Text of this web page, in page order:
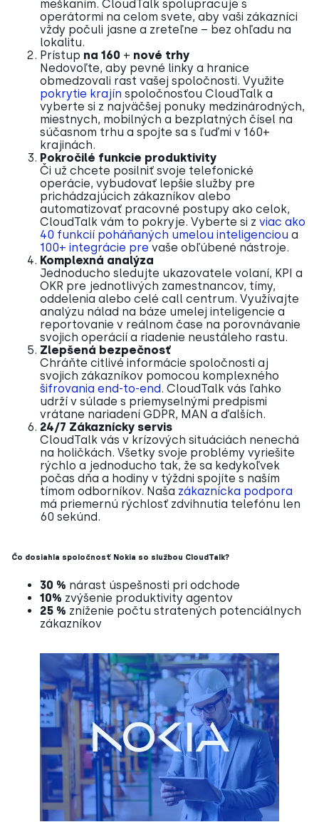
meškaním. CloudTalk spolupracuje s
operátormi na celom svete, aby vaši zákazníci
vždy počuli jasne a zreteľne – bez ohľadu na
lokalitu.
Prístup na 160 + nové trhy
Nedovoľte, aby pevné linky a hranice
obmedzovali rast vašej spoločnosti. Využite
pokrytie krajín spoločnosťou CloudTalk a
vyberte si z najväčšej ponuky medzinárodných,
miestnych, mobilných a bezplatných čísel na
súčasnom trhu a spojte sa s ľuďmi v 160+
krajinách.
Pokročilé funkcie produktivity
Či už chcete posilniť svoje telefonické
operácie, vybudovať lepšie služby pre
prichádzajúcich zákazníkov alebo
automatizovať pracovné postupy ako celok,
CloudTalk vám to pokryje. Vyberte si z viac ako
40 funkcií poháňaných umelou inteligenciou a
100+ integrácie pre vaše obľúbené nástroje.
Komplexná analýza
Jednoducho sledujte ukazovatele volaní, KPI a
OKR pre jednotlivých zamestnancov, tímy,
oddelenia alebo celé call centrum. Využívajte
analýzu nálad na báze umelej inteligencie a
reportovanie v reálnom čase na porovnávanie
svojich operácií a riadenie neustáleho rastu.
Zlepšená bezpečnosť
Chráňte citlivé informácie spoločnosti aj
svojich zákazníkov pomocou komplexného
šifrovania end-to-end. CloudTalk vás ľahko
udrží v súlade s priemyselnými predpismi
vrátane nariadení GDPR, MAN a ďalších.
24/7 Zákaznícky servis
CloudTalk vás v krízových situáciách nenechá
na holičkách. Všetky svoje problémy vyriešite
rýchlo a jednoducho tak, že sa kedykoľvek
počas dňa a hodiny v týždni spojíte s naším
tímom odborníkov. Naša zákaznícka podpora
má priemernú rýchlosť zdvihnutia telefónu len
60 sekúnd.
Čo dosiahla spoločnosť Nokia so službou CloudTalk?
30 % nárast úspešnosti pri odchode
10% zvýšenie produktivity agentov
25 % zníženie počtu stratených potenciálnych
zákazníkov